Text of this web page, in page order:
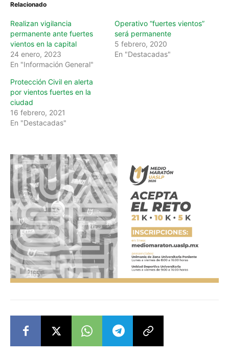
Relacionado
Realizan vigilancia
permanente ante fuertes
vientos en la capital
24 enero, 2023
En "Información General"
Operativo “fuertes vientos”
será permanente
5 febrero, 2020
En "Destacadas"
Protección Civil en alerta
por vientos fuertes en la
ciudad
16 febrero, 2021
En "Destacadas"